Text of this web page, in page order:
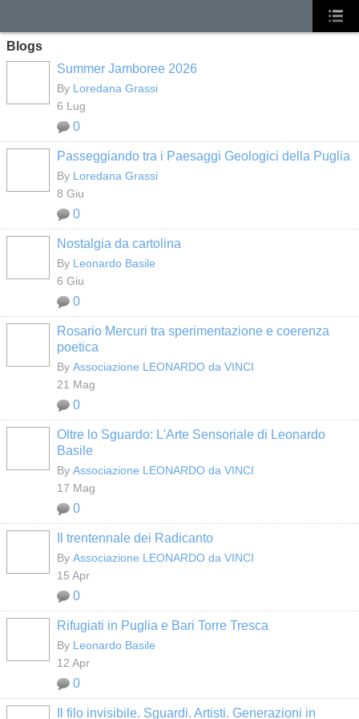
Blogs
Summer Jamboree 2026
By Loredana Grassi
6 Lug
0
Passeggiando tra i Paesaggi Geologici della Puglia
By Loredana Grassi
8 Giu
0
Nostalgia da cartolina
By Leonardo Basile
6 Giu
0
Rosario Mercuri tra sperimentazione e coerenza
poetica
By Associazione LEONARDO da VINCI
21 Mag
0
Oltre lo Sguardo: L'Arte Sensoriale di Leonardo
Basile
By Associazione LEONARDO da VINCI
17 Mag
0
Il trentennale dei Radicanto
By Associazione LEONARDO da VINCI
15 Apr
0
Rifugiati in Puglia e Bari Torre Tresca
By Leonardo Basile
12 Apr
0
Il filo invisibile. Sguardi. Artisti. Generazioni in